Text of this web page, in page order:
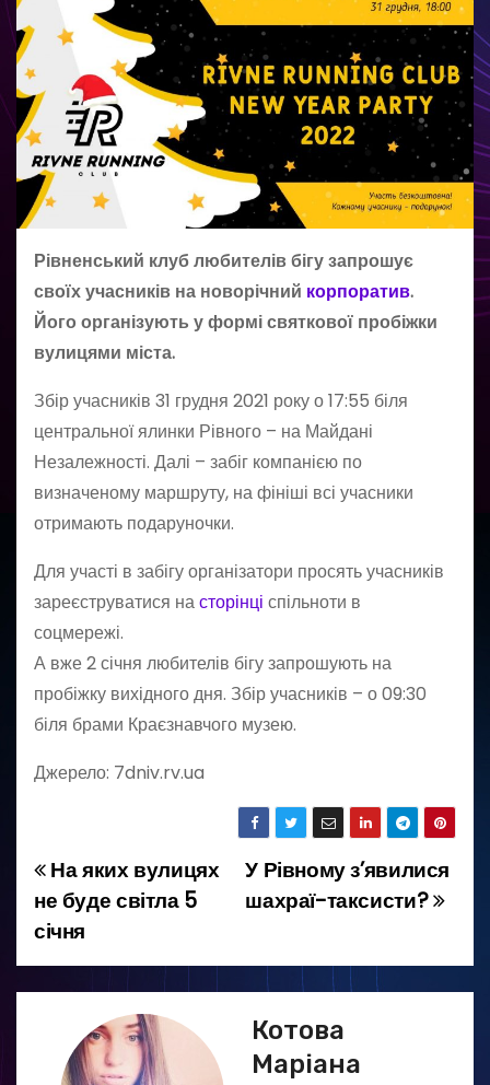
Рівненський клуб любителів бігу запрошує
своїх учасників на новорічний корпоратив.
Його організують у формі святкової пробіжки
вулицями міста.
Збір учасників 31 грудня 2021 року о 17:55 біля
центральної ялинки Рівного – на Майдані
Незалежності. Далі – забіг компанією по
визначеному маршруту, на фініші всі учасники
отримають подаруночки.
Для участі в забігу організатори просять учасників
зареєструватися насторінці спільноти в
соцмережі.
А вже 2 січня любителів бігу запрошують на
пробіжку вихідного дня. Збір учасників – о 09:30
біля брами Краєзнавчого музею.
Джерело: 7dniv.rv.ua
Н
а
в
У Рівному з’явилися
шахраї-таксисти?
На яких вулицях
не буде світла 5
січня
Котова
Маріана